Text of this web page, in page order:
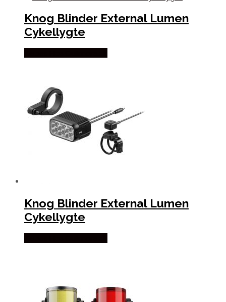
Knog Blinder External Lumen
Cykellygte
Knog Blinder External Lumen
Cykellygte